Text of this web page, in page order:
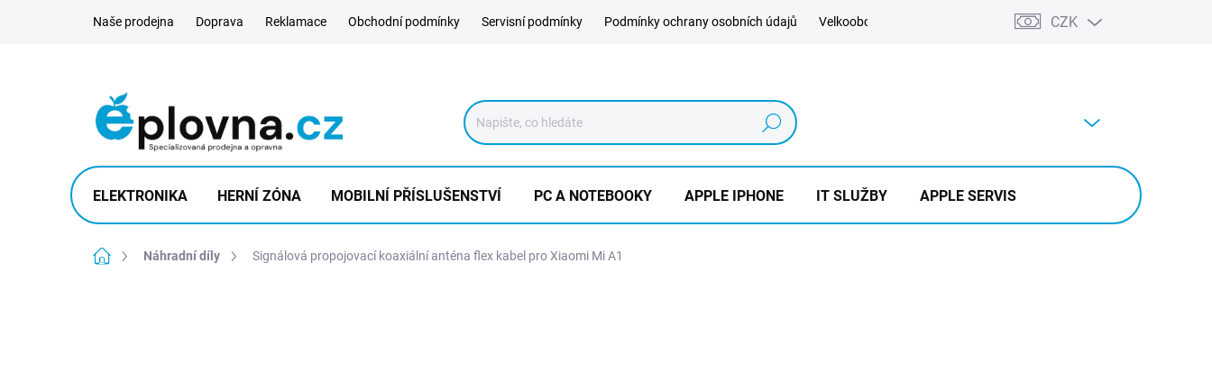
Naše prodejna Doprava Reklamace Obchodní podmínky Servisní podmínky Podmínky ochrany osobních údajů Velkoobchod Výkup CZK
Hledat
ELEKTRONIKA HERNÍ ZÓNA MOBILNÍ PŘÍSLUŠENSTVÍ PC A NOTEBOOKY APPLE IPHONE IT SLUŽBY APPLE SERVIS
Domů Náhradní díly Signálová propojovací koaxiální anténa flex kabel pro Xiaomi Mi A1